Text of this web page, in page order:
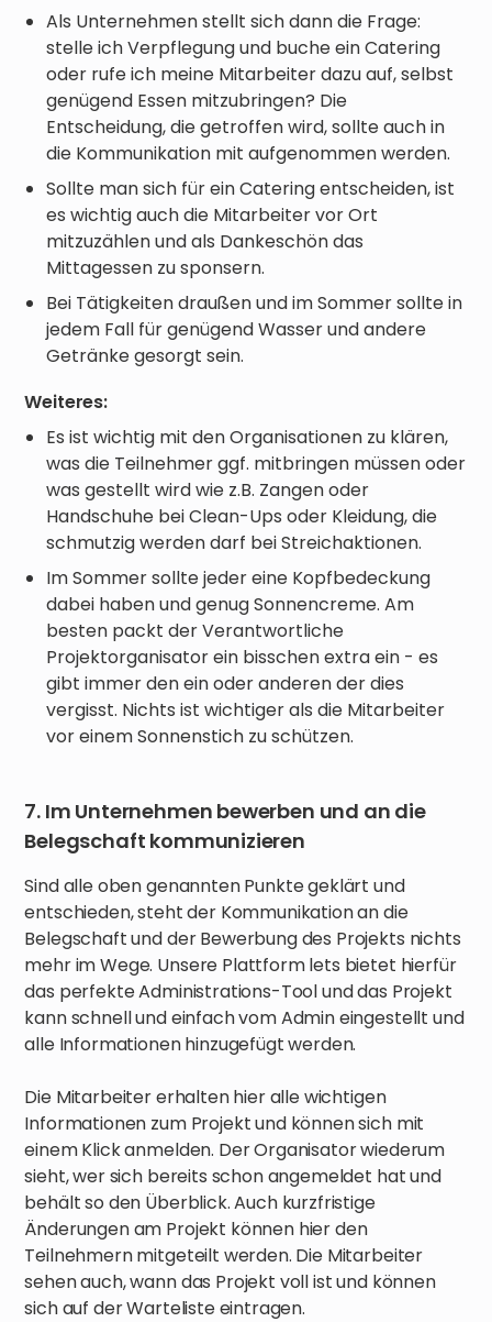
Als Unternehmen stellt sich dann die Frage:
stelle ich Verpflegung und buche ein Catering
oder rufe ich meine Mitarbeiter dazu auf, selbst
genügend Essen mitzubringen? Die
Entscheidung, die getroffen wird, sollte auch in
die Kommunikation mit aufgenommen werden.
Sollte man sich für ein Catering entscheiden, ist
es wichtig auch die Mitarbeiter vor Ort
mitzuzählen und als Dankeschön das
Mittagessen zu sponsern.
Bei Tätigkeiten draußen und im Sommer sollte in
jedem Fall für genügend Wasser und andere
Getränke gesorgt sein.
Weiteres:
Es ist wichtig mit den Organisationen zu klären,
was die Teilnehmer ggf. mitbringen müssen oder
was gestellt wird wie z.B. Zangen oder
Handschuhe bei Clean-Ups oder Kleidung, die
schmutzig werden darf bei Streichaktionen.
Im Sommer sollte jeder eine Kopfbedeckung
dabei haben und genug Sonnencreme. Am
besten packt der Verantwortliche
Projektorganisator ein bisschen extra ein - es
gibt immer den ein oder anderen der dies
vergisst. Nichts ist wichtiger als die Mitarbeiter
vor einem Sonnenstich zu schützen.
7. Im Unternehmen bewerben und an die
Belegschaft kommunizieren
Sind alle oben genannten Punkte geklärt und
entschieden, steht der Kommunikation an die
Belegschaft und der Bewerbung des Projekts nichts
mehr im Wege. Unsere Plattform lets bietet hierfür
das perfekte Administrations-Tool und das Projekt
kann schnell und einfach vom Admin eingestellt und
alle Informationen hinzugefügt werden.
Die Mitarbeiter erhalten hier alle wichtigen
Informationen zum Projekt und können sich mit
einem Klick anmelden. Der Organisator wiederum
sieht, wer sich bereits schon angemeldet hat und
behält so den Überblick. Auch kurzfristige
Änderungen am Projekt können hier den
Teilnehmern mitgeteilt werden. Die Mitarbeiter
sehen auch, wann das Projekt voll ist und können
sich auf der Warteliste eintragen.